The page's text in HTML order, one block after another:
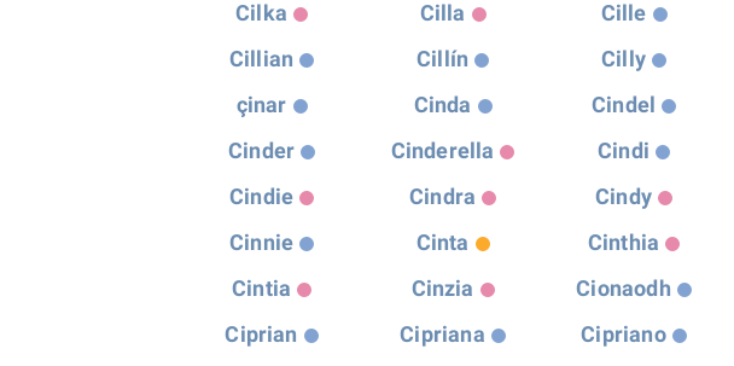
Cilka
Cilla Cille
Cillian
Cillín Cilly
çinar
Cinda Cindel
Cinder
Cinderella Cindi
Cindie
Cindra Cindy
Cinnie
Cinta Cinthia
Cintia
Cinzia Cionaodh
Ciprian
Cipriana Cipriano